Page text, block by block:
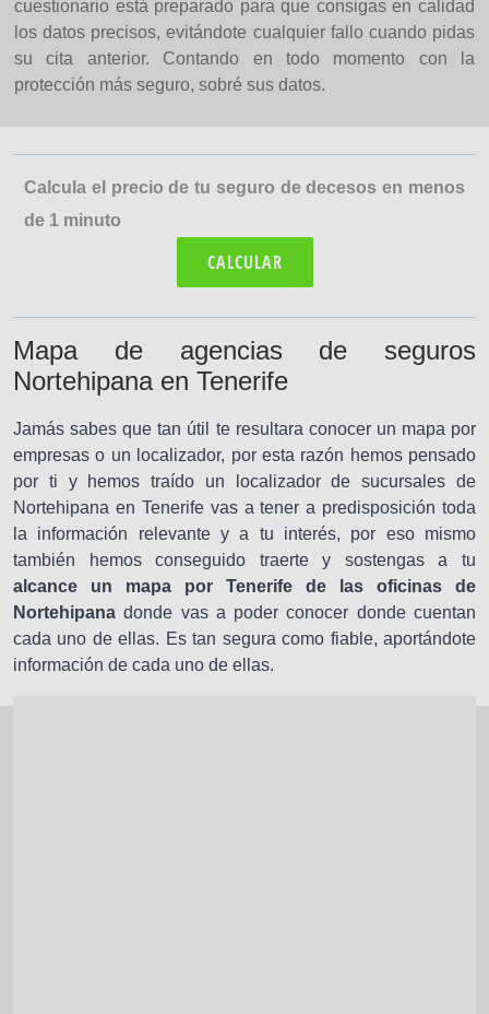
cuestionario está preparado para que consigas en calidad
los datos precisos, evitándote cualquier fallo cuando pidas
su cita anterior. Contando en todo momento con la
protección más seguro, sobré sus datos.
Calcula el precio de tu seguro de decesos en menos
de 1 minuto
CALCULAR
Mapa de agencias de seguros
Nortehipana en Tenerife
Jamás sabes que tan útil te resultara conocer un mapa por
empresas o un localizador, por esta razón hemos pensado
por ti y hemos traído un localizador de sucursales de
Nortehipana en Tenerife vas a tener a predisposición toda
la información relevante y a tu interés, por eso mismo
también hemos conseguido traerte y sostengas a tu
alcance un mapa por Tenerife de las oficinas de
Nortehipana donde vas a poder conocer donde cuentan
cada uno de ellas. Es tan segura como fiable, aportándote
información de cada uno de ellas.